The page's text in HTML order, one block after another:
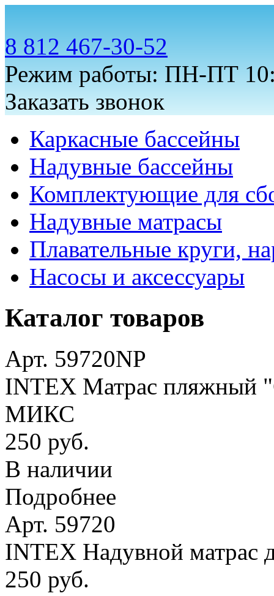
8 812 467-30-52
Режим работы: ПН-ПТ
Заказать звонок
Каркасные бассейны
Надувные бассейны
Комплектующие для
Надувные матрасы
Плавательные круги,
Насосы и аксессуары
Каталог товаров
Арт. 59720NP
INTEX Матрас пляжный
МИКС
250 руб.
В наличии
Подробнее
Арт. 59720
INTEX Надувной матрас
250 руб.